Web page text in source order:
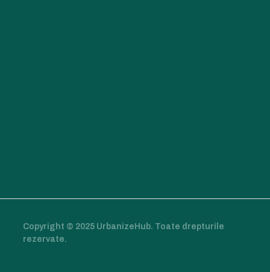
Copyright © 2025 UrbanizeHub. Toate drepturile
rezervate.